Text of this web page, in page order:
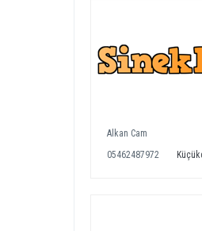
Alkan Cam
05462487972